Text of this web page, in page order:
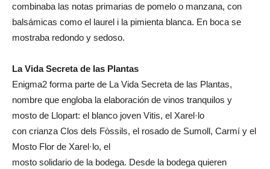
combinaba las notas primarias de pomelo o manzana, con
balsámicas como el laurel i la pimienta blanca. En boca se
mostraba redondo y sedoso.
La Vida Secreta de las Plantas
Enigma2 forma parte de La Vida Secreta de las Plantas,
nombre que engloba la elaboración de vinos tranquilos y
mosto de Llopart: el blanco joven Vitis, el Xarel·lo
con crianza Clos dels Fòssils, el rosado de Sumoll, Carmí y el
Mosto Flor de Xarel·lo, el
mosto solidario de la bodega. Desde la bodega quieren